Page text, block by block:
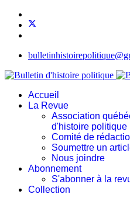
Accueil
La Revue
Association
d'histoire politique
Comité de
Soumettre un
Nous joindre
Abonnement
S'abonner à la
Collection